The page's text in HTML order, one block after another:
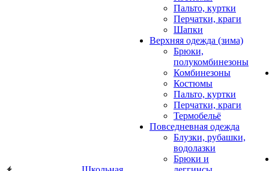
Пальто, куртки
Перчатки, краги
Шапки
Верхняя одежда (зима)
Брюки,
полукомбинезоны
Комбинезоны
Костюмы
Пальто, куртки
Перчатки, краги
Термобельё
Повседневная одежда
Блузки, рубашки,
водолазки
Брюки и